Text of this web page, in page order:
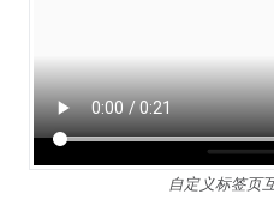
自定义标签页